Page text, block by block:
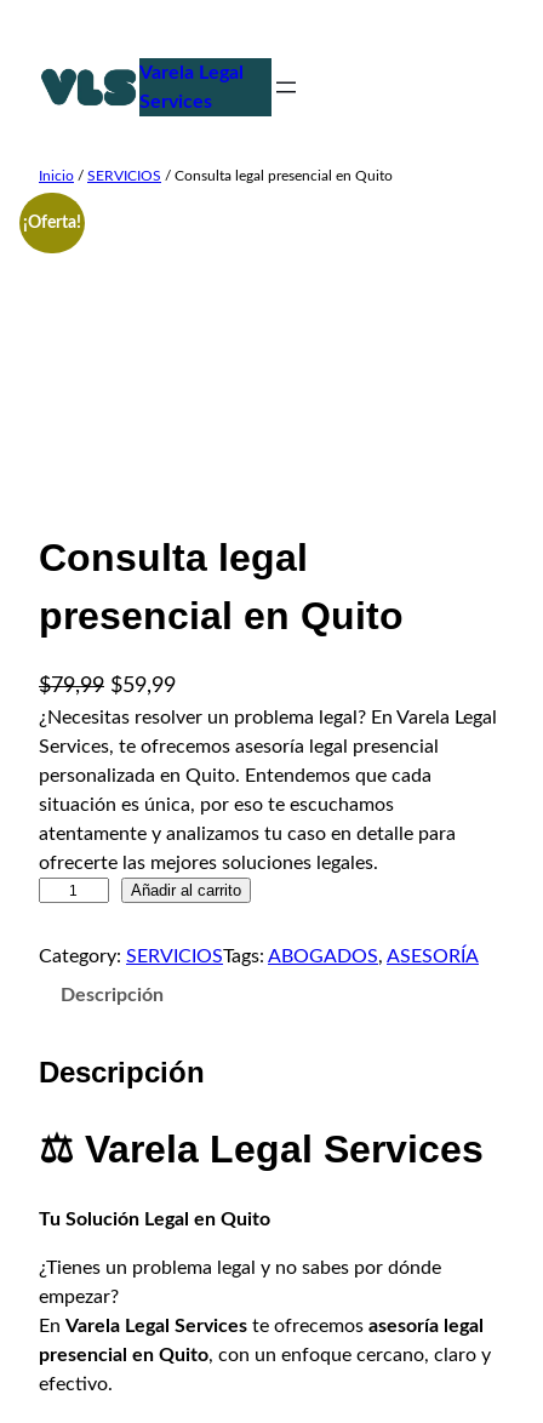
contenido
Varela Legal
Services
Inicio / SERVICIOS / Consulta legal presencial en Quito
¡Oferta!
Consulta legal
presencial en Quito
$79,99 E
l
p
r
e
i
a
e
a
:
$
$59,99E
l
p
r
e
i
a
a
e
5
,
¿Necesitas resolver un problema legal? En Varela Legal
Services, te ofrecemos asesoría legal presencial
personalizada en Quito. Entendemos que cada
situación es única, por eso te escuchamos
atentamente y analizamos tu caso en detalle para
ofrecerte las mejores soluciones legales.
n
t
e
a
p
r
e
s
e
Añadir al carrito
Category: SERVICIOSTags: ABOGADOS, ASESORÍA
Descripción
Descripción
⚖️ Varela Legal Services
Tu Solución Legal en Quito
¿Tienes un problema legal y no sabes por dónde
empezar?
En Varela Legal Services te ofrecemos asesoría legal
presencial en Quito, con un enfoque cercano, claro y
efectivo.